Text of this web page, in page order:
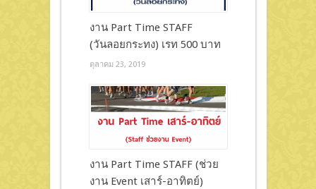
งาน Part Time STAFF
(วันลอยกระทง) เรท 500 บาท
ตุลาคม 23, 2019
งาน Part Time STAFF (ช่วย
งาน Event เสาร์-อาทิตย์)